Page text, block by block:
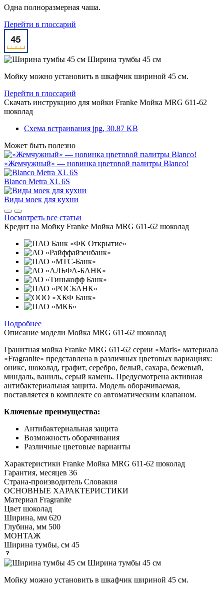
Одна полноразмерная чаша.
Перейти в глоссарий
Ширина тумбы 45 см
Мойку можно установить в шкафчик шириной 45 см.
Перейти в глоссарий
Скачать инструкцию для мойки Franke Мойка MRG 611-62
шоколад
Схема встраивания jpg, 30.87 KB
Может быть полезно
«Жемчужный» — новинка цветовой палитры Blanco!
Blanco Metra XL 6S
Виды моек для кухни
Посмотреть все статьи
Кредит на Мойку Franke Мойка MRG 611-62 шоколад
Подробнее
Описание модели Мойка MRG 611-62 шоколад
Гранитная мойка Franke MRG 611-62 серии «Maris» материала
«Fragranite» представлена в различных цветовых вариациях:
оникс, шоколад, графит, серебро, белый, сахара, бежевый,
миндаль, ваниль, серый камень. Предусмотрена активная
антибактериальная защита. Модель оборачиваемая,
поставляется в комплекте со автоматическим клапаном.
Ключевые преимущества:
Антибактериальная защита
Возможность оборачивания
Различные цветовые варианты
Характеристики Franke Мойка MRG 611-62 шоколад
Гарантия, месяцев 36
Страна-производитель Словакия
ОСНОВНЫЕ ХАРАКТЕРИСТИКИ
Материал Fragranite
Цвет шоколад
Ширина, мм 620
Глубина, мм 500
МОНТАЖ
Ширина тумбы, см 45
Ширина тумбы 45 см
Мойку можно установить в шкафчик шириной 45 см.